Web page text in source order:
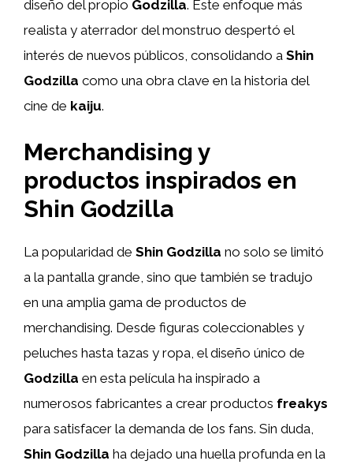
diseño del propio Godzilla. Este enfoque más
realista y aterrador del monstruo despertó el
interés de nuevos públicos, consolidando a Shin
Godzilla como una obra clave en la historia del
cine de kaiju.
Merchandising y
productos inspirados en
Shin Godzilla
La popularidad de Shin Godzilla no solo se limitó
a la pantalla grande, sino que también se tradujo
en una amplia gama de productos de
merchandising. Desde figuras coleccionables y
peluches hasta tazas y ropa, el diseño único de
Godzilla en esta película ha inspirado a
numerosos fabricantes a crear productos freakys
para satisfacer la demanda de los fans. Sin duda,
Shin Godzilla ha dejado una huella profunda en la